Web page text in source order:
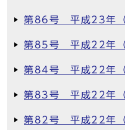
第86号 平成23年
第85号 平成22年
第84号 平成22年
第83号 平成22年
第82号 平成22年